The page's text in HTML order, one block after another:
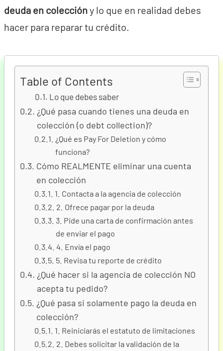
deuda en colección y lo que en realidad debes
hacer para reparar tu crédito.
Table of Contents
Lo que debes saber
¿Qué pasa cuando tienes una deuda en
colección (o debt collection)?
¿Qué es Pay For Deletion y cómo
funciona?
Cómo REALMENTE eliminar una cuenta
en colección
1. Contacta a la agencia de colección
2. Ofrece pagar por la deuda
3. Pide una carta de confirmación antes
de enviar el pago
4. Envía el pago
5. Revisa tu reporte de crédito
¿Qué hacer si la agencia de colección NO
acepta tu pedido?
¿Qué pasa si solamente pago la deuda en
colección?
1. Reiniciarás el estatuto de limitaciones
2. Debes solicitar la validación de la